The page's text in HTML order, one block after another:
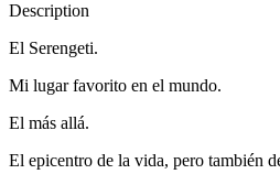
Description
El Serengeti.
Mi lugar favorito en el mundo.
El más allá.
El epicentro de la vida, pero también